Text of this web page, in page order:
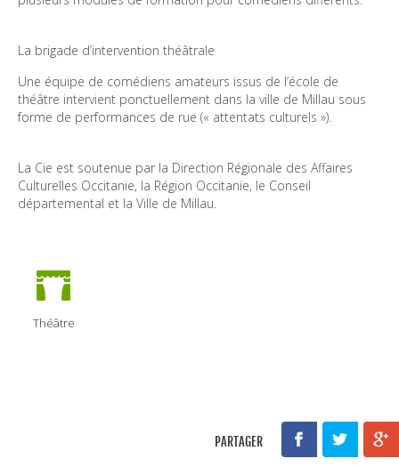
La brigade d’intervention théâtrale
Une équipe de comédiens amateurs issus de l’école de
théâtre intervient ponctuellement dans la ville de Millau sous
forme de performances de rue (« attentats culturels »).
La Cie est soutenue par la Direction Régionale des Affaires
Culturelles Occitanie, la Région Occitanie, le Conseil
départemental et la Ville de Millau.
Théâtre
PARTAGER